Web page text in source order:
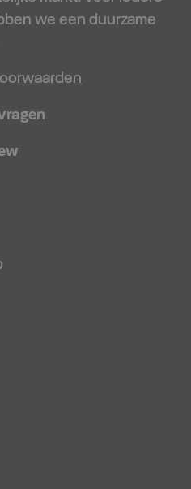
we een duurzame